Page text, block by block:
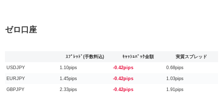
ゼロ口座
ｽﾌﾟﾚｯﾄﾞ(手数料込) ｷｬｯｼｭﾊﾞｯｸ金額 実質スプレッド
USDJPY 1.10pips -0.42pips 0.68pips
EURJPY 1.45pips -0.42pips 1.03pips
GBPJPY 2.33pips -0.42pips 1.91pips